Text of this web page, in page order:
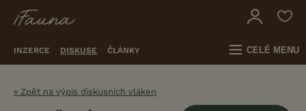
INZERCE DISKUSE ČLÁNKY CELÉ MENU
« Zpět na výpis diskusních vláken